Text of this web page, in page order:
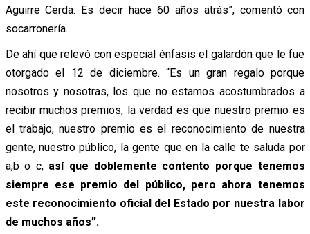
Aguirre Cerda. Es decir hace 60 años atrás”, comentó con
socarronería.
De ahí que relevó con especial énfasis el galardón que le fue
otorgado el 12 de diciembre. “Es un gran regalo porque
nosotros y nosotras, los que no estamos acostumbrados a
recibir muchos premios, la verdad es que nuestro premio es
el trabajo, nuestro premio es el reconocimiento de nuestra
gente, nuestro público, la gente que en la calle te saluda por
a,b o c, así que doblemente contento porque tenemos
siempre ese premio del público, pero ahora tenemos
este reconocimiento oficial del Estado por nuestra labor
de muchos años”.